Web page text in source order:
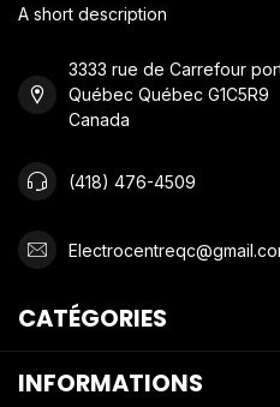
A short description
3333 rue de Carrefour
Québec Québec G1C5R9
Canada
(418) 476-4509
CATÉGORIES
INFORMATIONS